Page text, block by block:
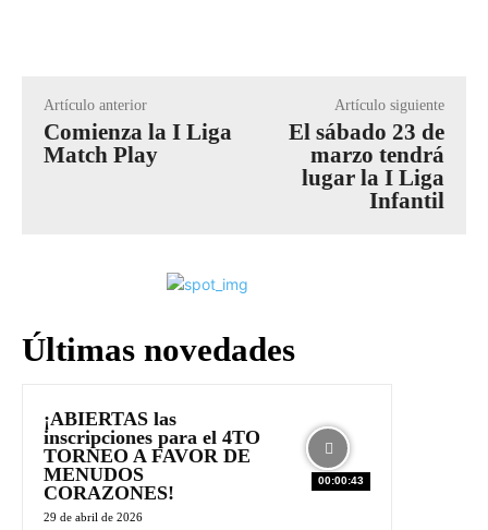
Artículo anterior
Comienza la I Liga
Match Play
Artículo siguiente
El sábado 23 de
marzo tendrá
lugar la I Liga
Infantil
Últimas novedades
00:00:43
¡ABIERTAS las
inscripciones para el 4TO
TORNEO A FAVOR DE
MENUDOS
CORAZONES!
29 de abril de 2026